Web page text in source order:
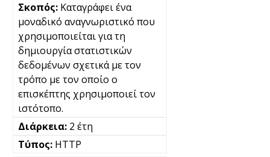
Καταγράφει ένα
μοναδικό αναγνωριστικό που
χρησιμοποιείται για τη
δημιουργία στατιστικών
δεδομένων σχετικά με τον
τρόπο με τον οποίο ο
επισκέπτης χρησιμοποιεί τον
ιστότοπο.
2 έτη
HTTP